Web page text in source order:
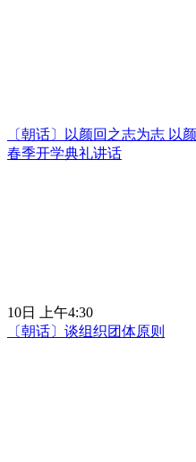
〔朝话〕以颜回之志为志
春季开学典礼讲话
10日 上午4:30
〔朝话〕谈组织团体原则